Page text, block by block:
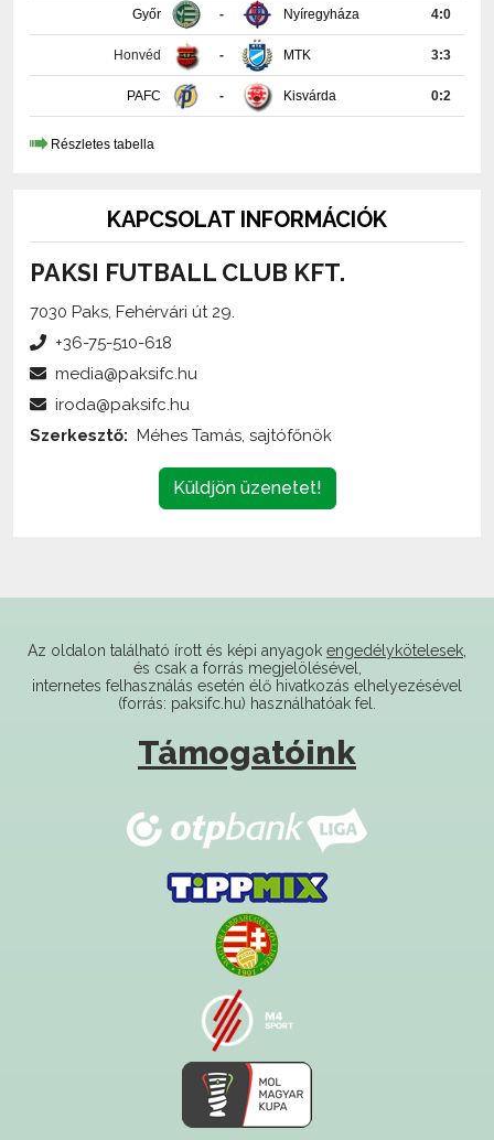
Honvéd MTK 3:3
PAFC Kisvárda 0:2
Részletes tabella
PAKSI FUTBALL CLUB KFT.
7030 Paks, Fehérvári út 29.
Küldjön üzenetet!
internetes felhasználás esetén élő hivatkozás elhelyezésével
(forrás: paksifc.hu) használhatóak fel.
Támogatóink